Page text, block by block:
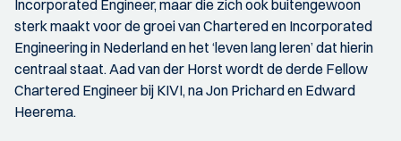
Incorporated Engineer, maar die zich ook buitengewoon
sterk maakt voor de groei van Chartered en Incorporated
Engineering in Nederland en het ‘leven lang leren’ dat hierin
centraal staat. Aad van der Horst wordt de derde Fellow
Chartered Engineer bij KIVI, na Jon Prichard en Edward
Heerema.